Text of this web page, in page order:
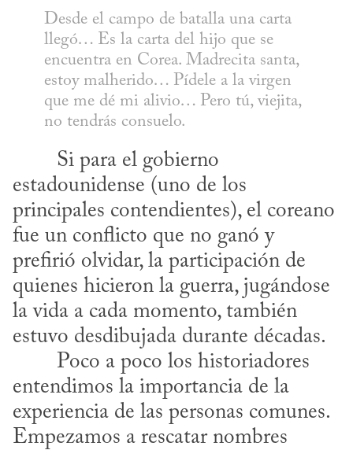
Desde el campo de batalla una carta
llegó… Es la carta del hijo que se
encuentra en Corea. Madrecita santa,
estoy malherido… Pídele a la virgen
que me dé mi alivio… Pero tú, viejita,
no tendrás consuelo.
estadounidense (uno de los
principales contendientes), el coreano
fue un conflicto que no ganó y
prefirió olvidar, la participación de
quienes hicieron la guerra, jugándose
la vida a cada momento, también
estuvo desdibujada durante décadas.
entendimos la importancia de la
experiencia de las personas comunes.
Empezamos a rescatar nombres